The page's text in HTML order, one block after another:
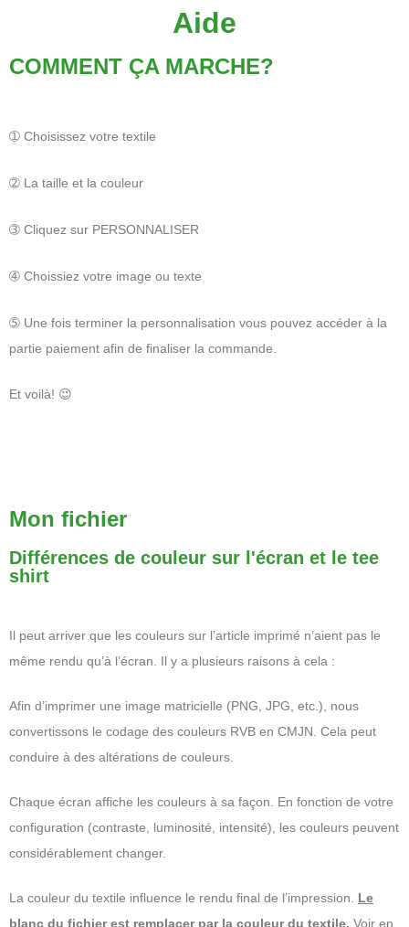
Aide
COMMENT ÇA MARCHE?
➀ Choisissez votre textile
➁ La taille et la couleur
➂ Cliquez sur PERSONNALISER
➃ Choissiez votre image ou texte
➄ Une fois terminer la personnalisation vous pouvez accéder à la
partie paiement afin de finaliser la commande.
Et voilà! 😉
Mon fichier
Différences de couleur sur l'écran et le tee
shirt
Il peut arriver que les couleurs sur l’article imprimé n’aient pas le
même rendu qu’à l’écran. Il y a plusieurs raisons à cela :
Afin d’imprimer une image matricielle (PNG, JPG, etc.), nous
convertissons le codage des couleurs RVB en CMJN. Cela peut
conduire à des altérations de couleurs.
Chaque écran affiche les couleurs à sa façon. En fonction de votre
configuration (contraste, luminosité, intensité), les couleurs peuvent
considérablement changer.
La couleur du textile influence le rendu final de l’impression. Le
blanc du fichier est remplacer par la couleur du textile. Voir en